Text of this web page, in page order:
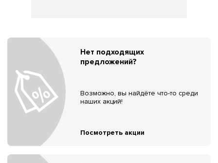
Нет подходящих
предложений?
Возможно, вы найдёте что-то среди
наших акций!
Посмотреть акции